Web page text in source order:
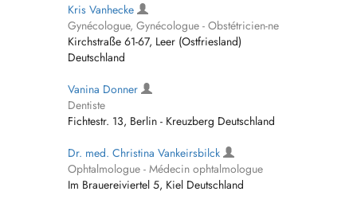
Kris Vanhecke
Gynécologue, Gynécologue - Obstétricien-ne
Kirchstraße 61-67, Leer (Ostfriesland)
Deutschland
Vanina Donner
Dentiste
Fichtestr. 13, Berlin - Kreuzberg Deutschland
Dr. med. Christina Vankeirsbilck
Ophtalmologue - Médecin ophtalmologue
Im Brauereiviertel 5, Kiel Deutschland